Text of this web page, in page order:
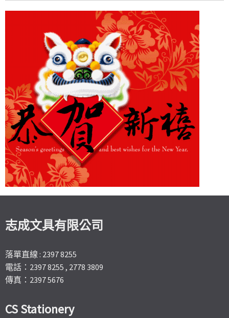
志成文具有限公司
落單直線 : 2397 8255
電話：2397 8255 , 2778 3809
傳真：2397 5676
CS Stationery